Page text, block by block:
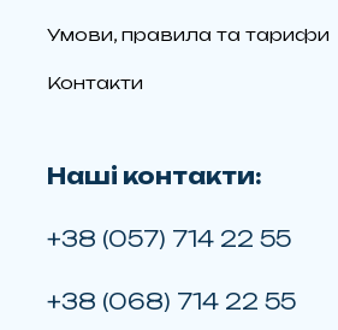
Умови, правила та тарифи
Контакти
Наші контакти:
+38 (057) 714 22 55
+38 (068) 714 22 55